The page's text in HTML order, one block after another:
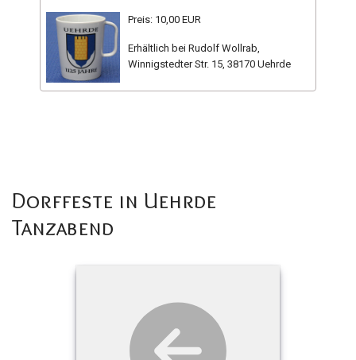
Preis: 10,00 EUR
Erhältlich bei Rudolf Wollrab,
Winnigstedter Str. 15, 38170 Uehrde
Dorffeste in Uehrde
Tanzabend